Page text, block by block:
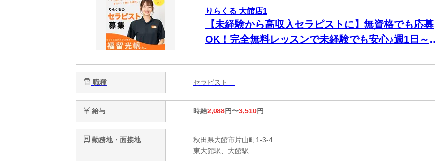
りらくる 大館店1
【未経験から高収入セラピストに】無資格でも応募
OK！完全無料レッスンで未経験でも安心♪週1日～1
職種 セラピスト
給与 時給2,088円〜3,510円
勤務地・面接地
秋田県大館市片山町1-3-4
東大館駅、大館駅